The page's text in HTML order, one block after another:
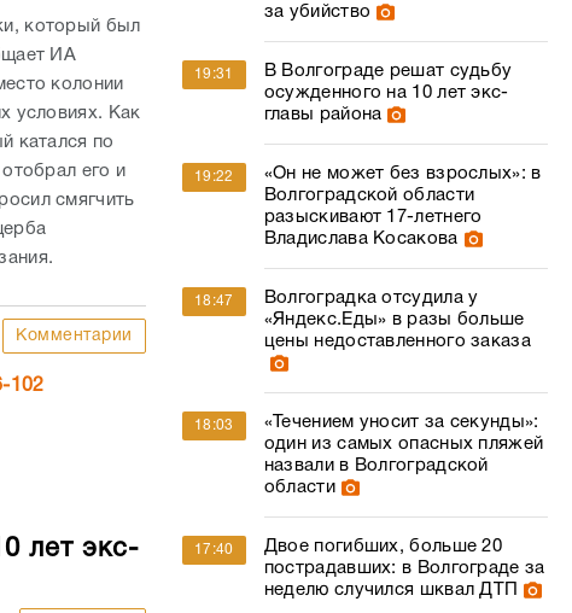
который был
ИА
колонии
условиях. Как
катался по
его и
смягчить
Комментарии
102
лет экс-
за убийство
19:31
В Волгограде решат судьбу
осужденного на 10 лет экс-
главы района
19:22
«Он не может без взрослых»: в
Волгоградской области
разыскивают 17-летнего
Владислава Косакова
18:47
Волгоградка отсудила у
«Яндекс.Еды» в разы больше
цены недоставленного заказа
18:03
«Течением уносит за секунды»:
один из самых опасных пляжей
назвали в Волгоградской
области
17:40
Двое погибших, больше 20
пострадавших: в Волгограде за
неделю случился шквал ДТП